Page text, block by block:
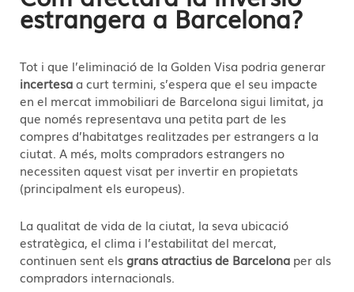
estrangera a Barcelona?
Tot i que l’eliminació de la Golden Visa podria generar
incertesaa curt termini, s’espera que el seu impacte
en el mercat immobiliari de Barcelona sigui limitat, ja
que només representava una petita part de les
compres d’habitatges realitzades per estrangers a la
ciutat. A més, molts compradors estrangers no
necessiten aquest visat per invertir en propietats
(principalment els europeus).
La qualitat de vida de la ciutat, la seva ubicació
estratègica, el clima i l’estabilitat del mercat,
continuen sent elsgrans atractius de Barcelona per als
compradors internacionals.